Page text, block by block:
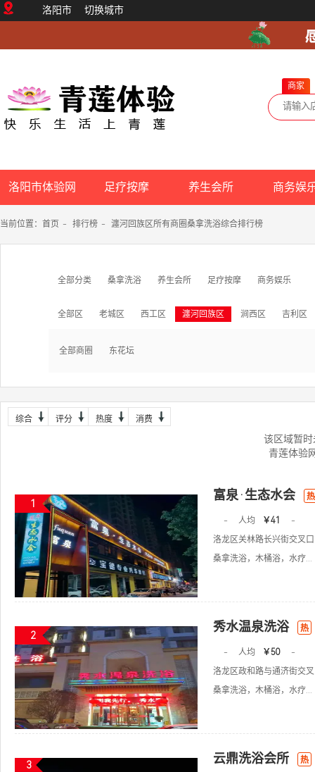
洛阳市 切换城市
商家
洛阳市体验网 足疗按摩 养生会所 商务娱
当前位置： 首页 - 排行榜 - 瀍河回族区所有商圈桑拿洗浴综合排行榜
全部分类 桑拿洗浴 养生会所 足疗按摩 商务娱乐
全部区 老城区 西工区 瀍河回族区 涧西区 吉利区
全部商圈 东花坛
综合 评分 热度 消费
该区域暂
青莲体验
1
富泉·生态水会 热
- 人均 ￥41
-
洛龙区关林路长兴街交叉
桑拿洗浴，木桶浴，水疗...
2
秀水温泉洗浴 热
- 人均 ￥50
-
洛龙区政和路与通济街交
桑拿洗浴，木桶浴，水疗...
3 云鼎洗浴会所 热